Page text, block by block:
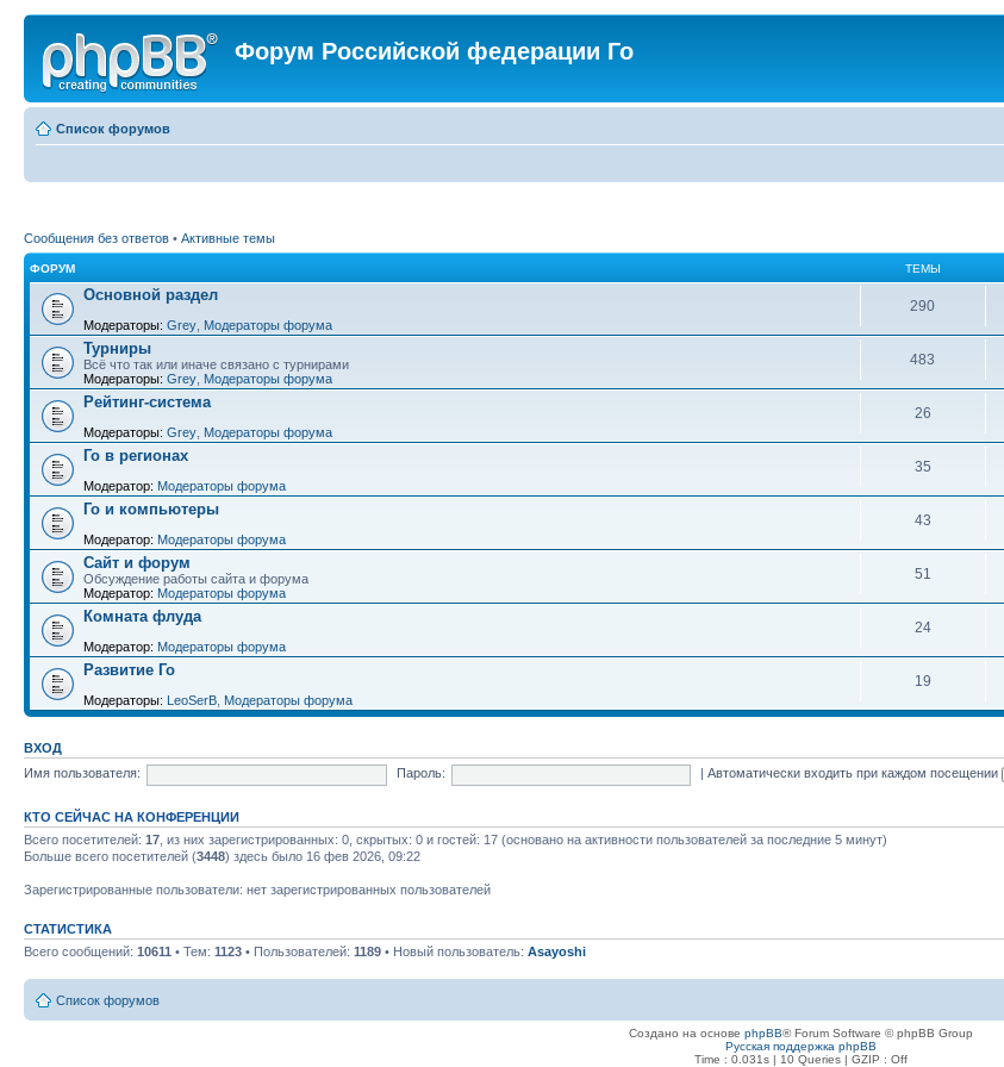
Форум Российской федерации Го
Список форумов
Сообщения без ответов • Активные темы
ФОРУМ ТЕМЫ
Основной раздел
Модераторы: Grey Модераторы форума
290
Турниры
Всё что так или иначе связано с турнирами
Модераторы: Grey Модераторы форума
483
Рейтинг-система
Модераторы: Grey Модераторы форума
26
Го в регионах
Модератор: Модераторы форума
35
Го и компьютеры
Модератор: Модераторы форума
43
Сайт и форум
Обсуждение работы сайта и форума
Модератор: Модераторы форума
51
Комната флуда
Модератор: Модераторы форума
24
Развитие Го
Модераторы: LeoSerB Модераторы форума
19
ВХОД
Имя пользователя:
Пароль: |Автоматически входить при каждом посещении
КТО СЕЙЧАС НА КОНФЕРЕНЦИИ
Всего посетителей: 17 , из них зарегистрированных: 0, скрытых: 0 и гостей: 17 (основано на активности пользователей за последние 5 минут)
Больше всего посетителей (3448) здесь было 16 фев 2026, 09:22
Зарегистрированные пользователи: нет зарегистрированных пользователей
СТАТИСТИКА
Всего сообщений: 10611 • Тем: 1123 • Пользователей: 1189 • Новый пользователь: Asayoshi
Список форумов
Создано на основе phpBB® Forum Software © phpBB Group
Русская поддержка phpBB
Time : 0.031s | 10 Queries | GZIP : Off